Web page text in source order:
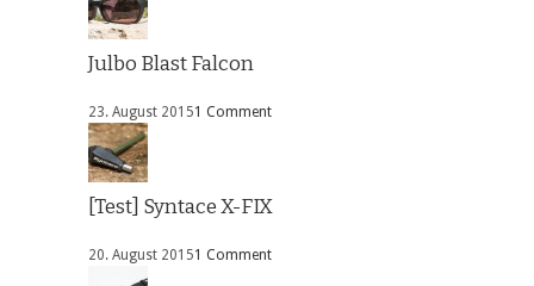
Julbo Blast Falcon
23. August 20151 Comment
[Test] Syntace X-FIX
20. August 20151 Comment